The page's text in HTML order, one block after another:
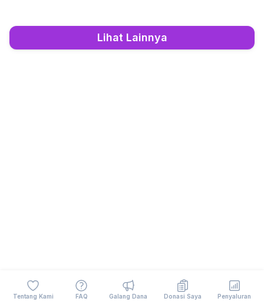
Lihat Lainnya
Tentang Kami FAQ Galang Dana Donasi Saya Penyaluran